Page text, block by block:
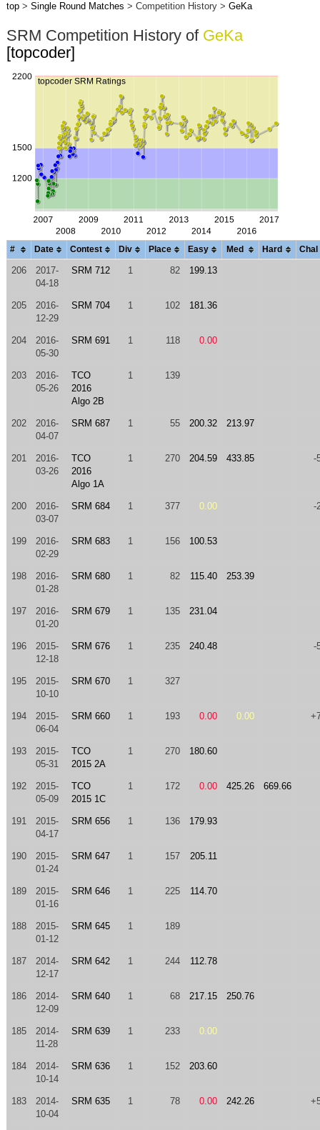
top> Single Round Matches > Competition History > GeKa
SRM Competition History of GeKa
[topcoder]
# Date Contest Div Place Easy Med Hard Chal
206
2017-
04-18
SRM 712 1 82 199.13
205
2016-
12-29
SRM 704 1 102 181.36
204
2016-
05-30
SRM 691 1 118 0.00
203
2016-
05-26
TCO
2016
Algo 2B
1 139
202
2016-
04-07
SRM 687 1 55 200.32 213.97
201
2016-
03-26
TCO
2016
Algo 1A
1 270 204.59 433.85 -
200
2016-
03-07
SRM 684 1 377 0.00 -
199
2016-
02-29
SRM 683 1 156 100.53
198
2016-
01-28
SRM 680 1 82 115.40 253.39
197
2016-
01-20
SRM 679 1 135 231.04
196
2015-
12-18
SRM 676 1 235 240.48 -
195
2015-
10-10
SRM 670 1 327
194
2015-
06-04
SRM 660 1 193 0.00 0.00
193
2015-
05-31
TCO
2015 2A
1 270 180.60
192
2015-
05-09
TCO
2015 1C
1 172 0.00 425.26 669.66
191
2015-
04-17
SRM 656 1 136 179.93
190
2015-
01-24
SRM 647 1 157 205.11
189
2015-
01-16
SRM 646 1 225 114.70
188
2015-
01-12
SRM 645 1 189
187
2014-
12-17
SRM 642 1 244 112.78
186
2014-
12-09
SRM 640 1 68 217.15 250.76
185
2014-
11-28
SRM 639 1 233 0.00
184
2014-
10-14
SRM 636 1 152 203.60
183
2014-
10-04
SRM 635 1 78 0.00 242.26